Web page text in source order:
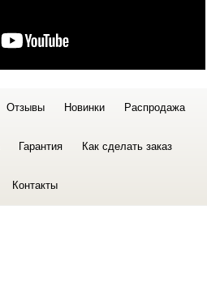
Отзывы Новинки Распродажа
Гарантия Как сделать заказ
Контакты